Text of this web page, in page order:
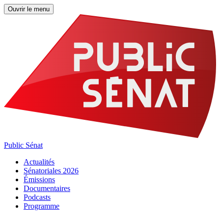
Ouvrir le menu
Public Sénat
Actualités
Sénatoriales 2026
Émissions
Documentaires
Podcasts
Programme